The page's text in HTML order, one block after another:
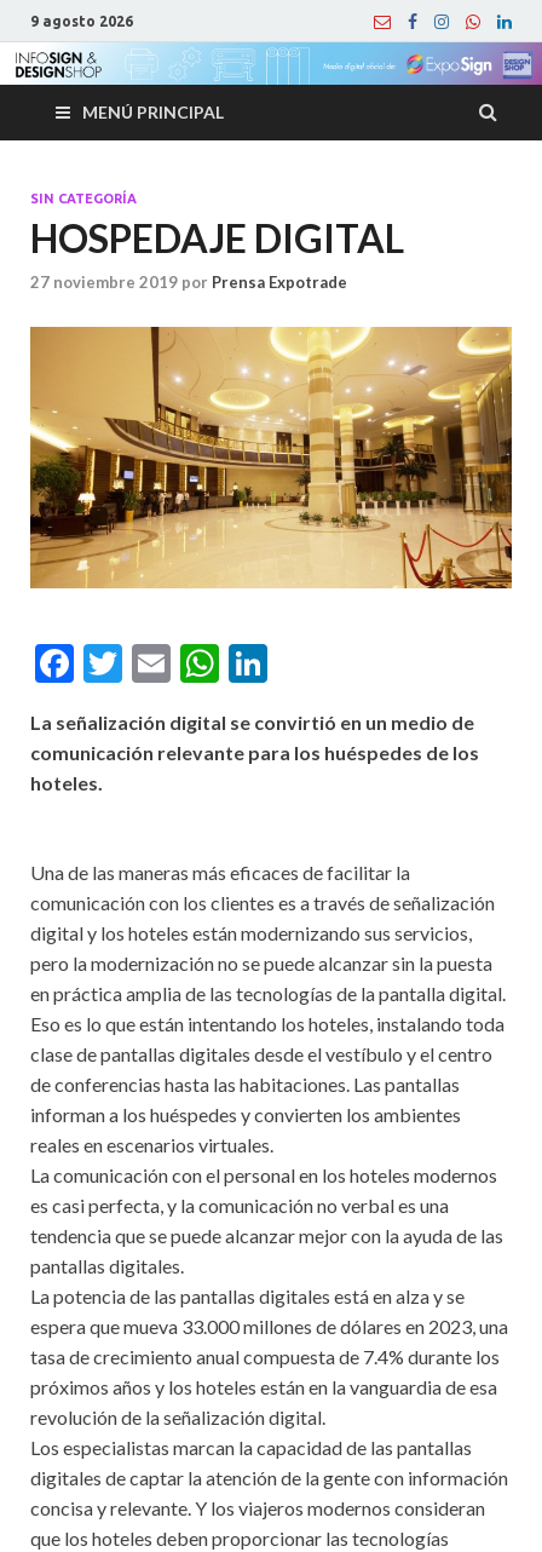
9 agosto 2026
MENÚ PRINCIPAL
SIN CATEGORÍA
HOSPEDAJE DIGITAL
27 noviembre 2019 por Prensa Expotrade
F
e
b
o
k
T
itt
E
ai
W
at
p
ke
La señalización digital se convirtió en un medio de
comunicación relevante para los huéspedes de los
hoteles.
Una de las maneras más eficaces de facilitar la
comunicación con los clientes es a través de señalización
digital y los hoteles están modernizando sus servicios,
pero la modernización no se puede alcanzar sin la puesta
en práctica amplia de las tecnologías de la pantalla digital.
Eso es lo que están intentando los hoteles, instalando toda
clase de pantallas digitales desde el vestíbulo y el centro
de conferencias hasta las habitaciones. Las pantallas
informan a los huéspedes y convierten los ambientes
reales en escenarios virtuales.
La comunicación con el personal en los hoteles modernos
es casi perfecta, y la comunicación no verbal es una
tendencia que se puede alcanzar mejor con la ayuda de las
pantallas digitales.
La potencia de las pantallas digitales está en alza y se
espera que mueva 33.000 millones de dólares en 2023, una
tasa de crecimiento anual compuesta de 7.4% durante los
próximos años y los hoteles están en la vanguardia de esa
revolución de la señalización digital.
Los especialistas marcan la capacidad de las pantallas
digitales de captar la atención de la gente con información
concisa y relevante. Y los viajeros modernos consideran
que los hoteles deben proporcionar las tecnologías